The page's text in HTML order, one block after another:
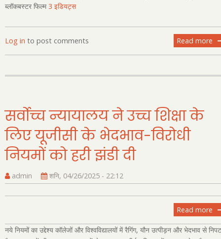
ब्लॉकबस्टर फिल्म 3 इडियट्स
Read more
के
Log in to post comments
सर्वोच्च न्यायालय ने उच्च शिक्षा के
लिए यूजीसी के भेदभाव-विरोधी
नियमों को हरी झंडी दी
admin शनि, 04/26/2025 - 22:12
Read more
नये नियमों का उद्देश्य कॉलेजों और विश्वविद्यालयों में रैगिंग, यौन उत्पीड़न और भेदभाव से